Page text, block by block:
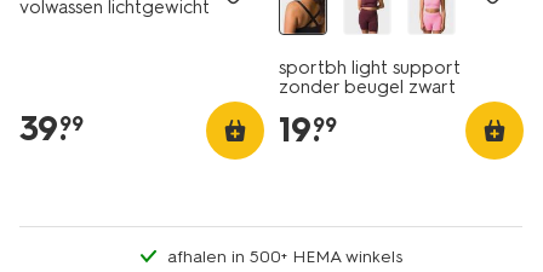
volwassen lichtgewicht
39.
99
sportbh light support
zonder beugel zwart
19.
99
afhalen in 500+ HEMA winkels